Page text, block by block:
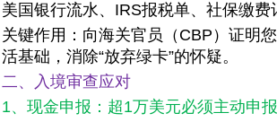
美国银行流水、IRS报税单、社保缴费
关键作用：向海关官员（CBP）证明
活基础，消除“放弃绿卡”的怀疑。
二、入境审查应对
1、现金申报：超1万美元必须主动申报